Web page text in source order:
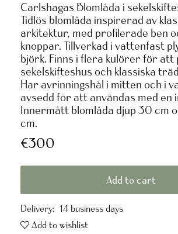
Carlshagas Blomlåda i
Tidlös blomlåda inspirerad av
arkitektur, med profilerade ben
knoppar. Tillverkad i vattenfast
björk. Finns i flera kulörer för att
sekelskifteshus och klassiska
Har avrinningshål i mitten och i
avsedd för att användas med en
Innermått blomlåda djup 30 cm
cm.
€300
Add to cart
Delivery: 14 business days
Add to wishlist